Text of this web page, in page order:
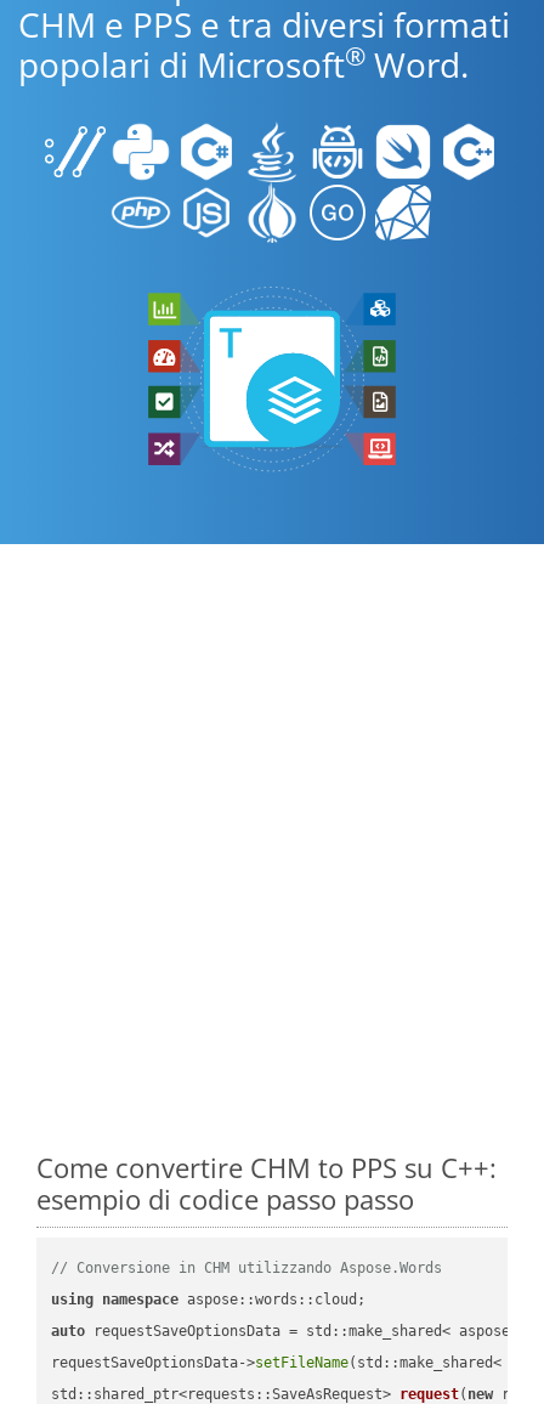
CHM e PPS e tra diversi formati
popolari di Microsoft® Word.
Come convertire CHM to PPS su C++:
esempio di codice passo passo
// Conversione in CHM utilizzando Aspose.Words
using namespace
auto requestSaveOptionsData = std::make_shared<
requestSaveOptionsData->setFileName(std::make_shared<
std::shared_ptr<requests::SaveAsRequest> request( new